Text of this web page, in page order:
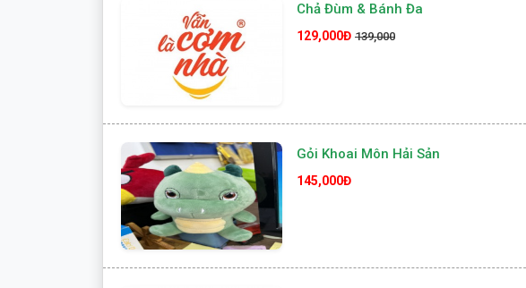
Chả Đùm & Bánh Đa
129,000Đ 139,000
Gỏi Khoai Môn Hải Sản
145,000Đ